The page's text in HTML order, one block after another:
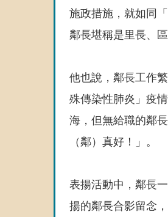
施政措施，就如同
鄰長堪稱是里長、
他也說，鄰長工作
殊傳染性肺炎」疫
海，但無給職的鄰
（鄰）真好！」。
表揚活動中，鄰長
揚的鄰長合影留念